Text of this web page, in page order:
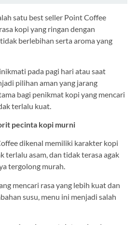
satu best seller Point Coffee
kopi yang ringan dengan
berlebihan serta aroma yang
pada pagi hari atau saat
pilihan aman yang jarang
bagi penikmat kopi yang mencari
terlalu kuat.
pecinta kopi murni
dikenal memiliki karakter kopi
terlalu asam, dan tidak terasa agak
tergolong murah.
mencari rasa yang lebih kuat dan
susu, menu ini menjadi salah